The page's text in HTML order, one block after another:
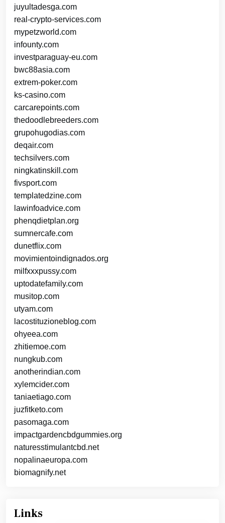
juyultadesga.com
real-crypto-services.com
mypetzworld.com
infounty.com
investparaguay-eu.com
bwc88asia.com
extrem-poker.com
ks-casino.com
carcarepoints.com
thedoodlebreeders.com
grupohugodias.com
deqair.com
techsilvers.com
ningkatinskill.com
fivsport.com
templatedzine.com
lawinfoadvice.com
phenqdietplan.org
sumnercafe.com
dunetflix.com
movimientoindignados.org
milfxxxpussy.com
uptodatefamily.com
musitop.com
utyam.com
lacostituzioneblog.com
ohyeea.com
zhitiemoe.com
nungkub.com
anotherindian.com
xylemcider.com
taniaetiago.com
juzfitketo.com
pasomaga.com
impactgardencbdgummies.org
naturesstimulantcbd.net
nopalinaeuropa.com
biomagnify.net
Links